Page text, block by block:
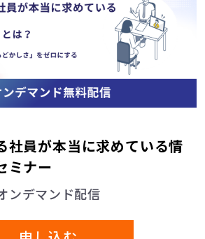
提供の任意性について
ただく個人情報を提供いただく
任意となります。
の提供を拒否された場合は、ご
出来ない場合がございます。
情報保護方針は、日本国における
とします。
容は、掲載日または更新日以降
のとします。
することがございます。定期的に
社員が本当に求めている情
ミナー
ンデマンド配信